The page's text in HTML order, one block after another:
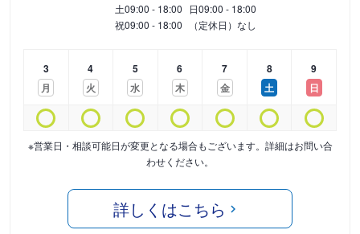
土09:00 - 18:00 日09:00 - 18:00
祝09:00 - 18:00 （定休日）なし
3
月
4
火
5
水
6
木
7
金
8
土
9
日
※営業日・相談可能日が変更となる場合もございます。詳細はお問い合
わせください。
詳しくはこちら